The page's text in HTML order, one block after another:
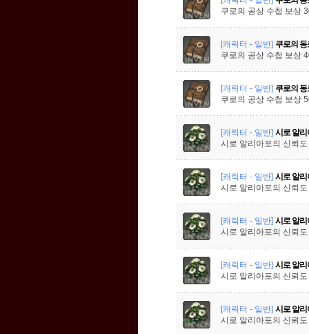
쿠로의 공상 수첩 보상
[캐릭터 - 일반] 쿠로의
쿠로의 공상 수첩 보상
[캐릭터 - 일반] 쿠로의
쿠로의 공상 수첩 보상
[캐릭터 - 일반] 시로 알리
시로 알리아포의 신뢰
[캐릭터 - 일반] 시로 알리
시로 알리아포의 신뢰
[캐릭터 - 일반] 시로 알리
시로 알리아포의 신뢰
[캐릭터 - 일반] 시로 알리
시로 알리아포의 신뢰
[캐릭터 - 일반] 시로 알리
시로 알리아포의 신뢰